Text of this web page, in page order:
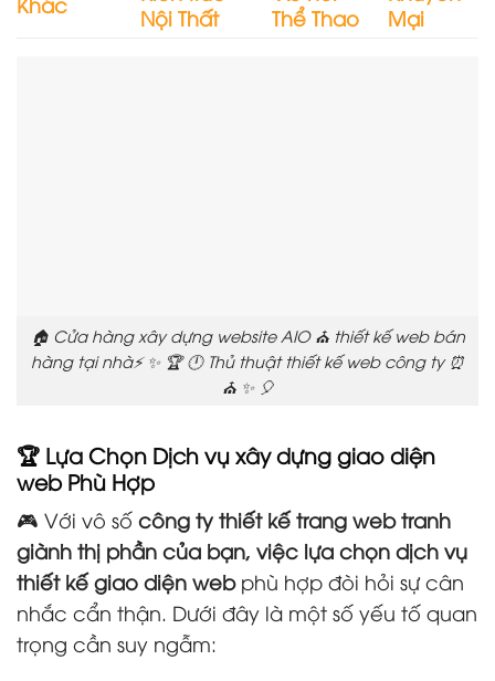
Nội Thất
Thể Thao
Mại
🏠 Cửa hàng xây dựng website AIO ⛪ thiết kế web bán
hàng tại nhà⚡ ✨ 🏆 🕛 Thủ thuật thiết kế web công ty ⏰
⛪ ✨ 🎈
🏆 Lựa Chọn Dịch vụ xây dựng giao diện
web Phù Hợp
🎮 Với vô số công ty thiết kế trang web tranh
giành thị phần của bạn, việc lựa chọn dịch vụ
thiết kế giao diện webphù hợp đòi hỏi sự cân
nhắc cẩn thận. Dưới đây là một số yếu tố quan
trọng cần suy ngẫm: